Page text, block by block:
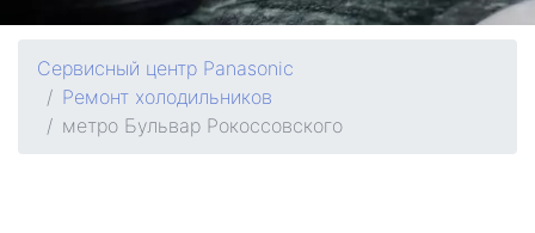
Сервисный центр Panasonic
Ремонт холодильников
метро Бульвар Рокоссовского